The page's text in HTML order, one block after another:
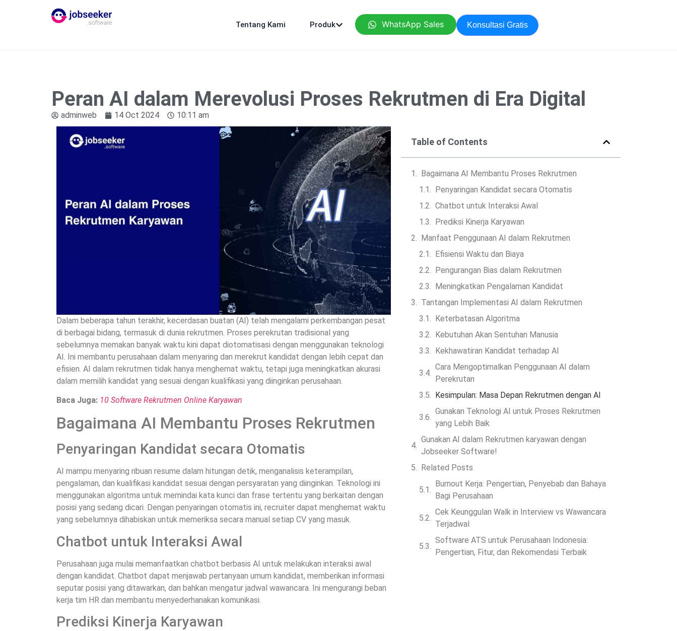
Tentang Kami Produk WhatsApp Sales Konsultasi Gratis
Peran AI dalam Merevolusi Proses Rekrutmen di Era Digital
adminweb 14 Oct 2024 10:11 am
Dalam beberapa tahun terakhir, kecerdasan buatan (AI) telah mengalami perkembangan pesat
di berbagai bidang, termasuk di dunia rekrutmen. Proses perekrutan tradisional yang
sebelumnya memakan banyak waktu kini dapat diotomatisasi dengan menggunakan teknologi
AI. Ini membantu perusahaan dalam menyaring dan merekrut kandidat dengan lebih cepat dan
efisien. AI dalam rekrutmen tidak hanya menghemat waktu, tetapi juga meningkatkan akurasi
dalam memilih kandidat yang sesuai dengan kualifikasi yang diinginkan perusahaan.
Baca Juga: 10 Software Rekrutmen Online Karyawan
Bagaimana AI Membantu Proses Rekrutmen
Penyaringan Kandidat secara Otomatis
AI mampu menyaring ribuan resume dalam hitungan detik, menganalisis keterampilan,
pengalaman, dan kualifikasi kandidat sesuai dengan persyaratan yang diinginkan. Teknologi ini
menggunakan algoritma untuk memindai kata kunci dan frase tertentu yang berkaitan dengan
posisi yang sedang dicari. Dengan penyaringan otomatis ini, recruiter dapat menghemat waktu
yang sebelumnya dihabiskan untuk memeriksa secara manual setiap CV yang masuk.
Chatbot untuk Interaksi Awal
Perusahaan juga mulai memanfaatkan chatbot berbasis AI untuk melakukan interaksi awal
dengan kandidat. Chatbot dapat menjawab pertanyaan umum kandidat, memberikan informasi
seputar posisi yang ditawarkan, dan bahkan mengatur jadwal wawancara. Ini mengurangi beban
kerja tim HR dan membantu menyederhanakan komunikasi.
Prediksi Kinerja Karyawan
Table of Contents
Bagaimana AI Membantu Proses Rekrutmen
Penyaringan Kandidat secara Otomatis
Chatbot untuk Interaksi Awal
Prediksi Kinerja Karyawan
Manfaat Penggunaan AI dalam Rekrutmen
Efisiensi Waktu dan Biaya
Pengurangan Bias dalam Rekrutmen
Meningkatkan Pengalaman Kandidat
Tantangan Implementasi AI dalam Rekrutmen
Keterbatasan Algoritma
Kebutuhan Akan Sentuhan Manusia
Kekhawatiran Kandidat terhadap AI
Cara Mengoptimalkan Penggunaan AI dalam
Perekrutan
Kesimpulan: Masa Depan Rekrutmen dengan AI
Gunakan Teknologi AI untuk Proses Rekrutmen
yang Lebih Baik
Gunakan AI dalam Rekrutmen karyawan dengan
Jobseeker Software!
Related Posts
Burnout Kerja: Pengertian, Penyebab dan Bahaya
Bagi Perusahaan
Cek Keunggulan Walk in Interview vs Wawancara
Terjadwal
Software ATS untuk Perusahaan Indonesia:
Pengertian, Fitur, dan Rekomendasi Terbaik